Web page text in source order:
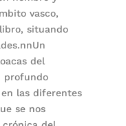
vasco,
situando
del
profundo
las diferentes
se nos